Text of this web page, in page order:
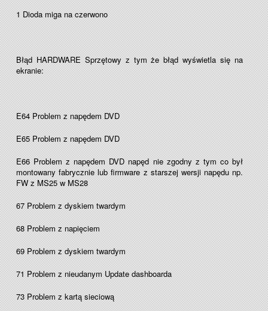
1 Dioda miga na czerwono
Błąd HARDWARE Sprzętowy z tym że błąd wyświetla się na
ekranie:
E64 Problem z napędem DVD
E65 Problem z napędem DVD
E66 Problem z napędem DVD napęd nie zgodny z tym co był
montowany fabrycznie lub firmware z starszej wersji napędu np.
FW z MS25 w MS28
67 Problem z dyskiem twardym
68 Problem z napięciem
69 Problem z dyskiem twardym
71 Problem z nieudanym Update dashboarda
73 Problem z kartą sieciową